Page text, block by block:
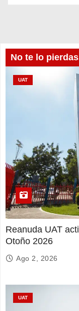
No te lo
UAT
Reanuda UAT
Otoño 2026
Ago 2, 2026
UAT